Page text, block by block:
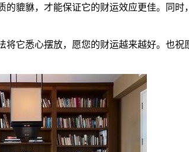
貔貅，才能保证它的财运效应更佳。同
它悉心摆放，愿您的财运越来越好。也祝